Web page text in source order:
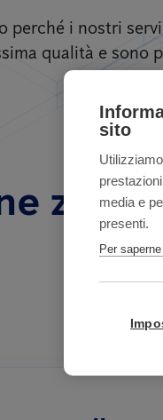
perché i nostri
qualità e sono
sito
media e
presenti.
Per